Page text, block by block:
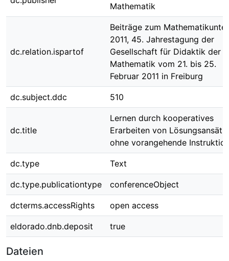
Mathematik
dc.relation.ispartof
Beiträge zum
2011, 45. Jahrestagung der
Gesellschaft für Didaktik der
Mathematik vom 21. bis 25.
Februar 2011 in Freiburg
dc.subject.ddc 510
dc.title
Lernen durch kooperatives
Erarbeiten von
ohne vorangehende
dc.type Text
dc.type.publicationtype conferenceObject
dcterms.accessRights open access
eldorado.dnb.deposit true
Dateien